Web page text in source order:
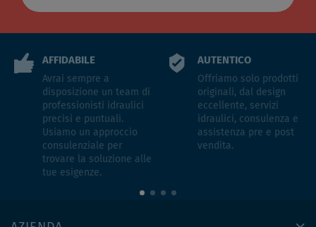
AFFIDABILE
Avrai sempre a
disposizione un team di
professionisti idraulici
precisi e puntuali.
Usiamo un approccio
consulenziale per
trovare la soluzione alle
tue esigenze.
AUTENTICO
Offriamo solo prodotti
originali, dal design
eccellente, servizi
idraulici, consulenza e
assistenza pre e post
vendita.